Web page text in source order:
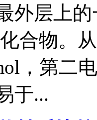
外层上
化合物。
，第二
于...